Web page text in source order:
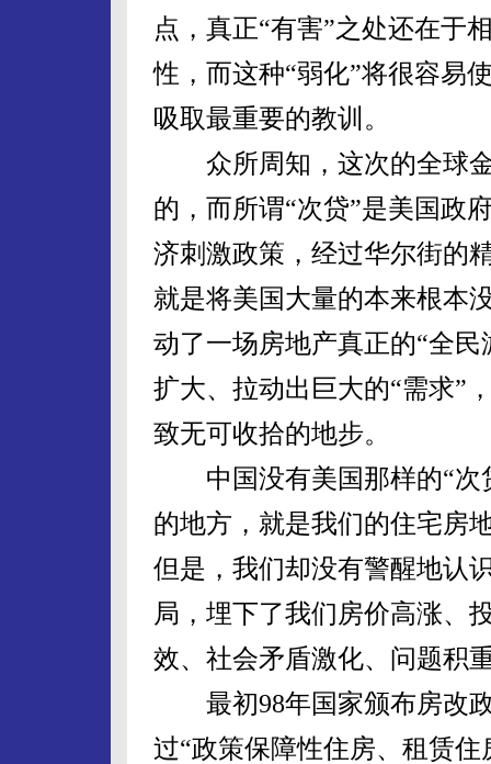
点，真正“有害”之处还在于
性，而这种“弱化”将很容易
吸取最重要的教训。
众所周知，这次的全球金
的，而所谓“次贷”是美国政
济刺激政策，经过华尔街的
就是将美国大量的本来根本
动了一场房地产真正的“全
扩大、拉动出巨大的“需求”
致无可收拾的地步。
中国没有美国那样的“次
的地方，就是我们的住宅房
但是，我们却没有警醒地认
局，埋下了我们房价高涨、
效、社会矛盾激化、问题积
最初98年国家颁布房改政
过“政策保障性住房、租赁